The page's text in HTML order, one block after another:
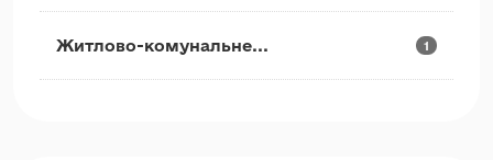
Житлово-комунальне... 1